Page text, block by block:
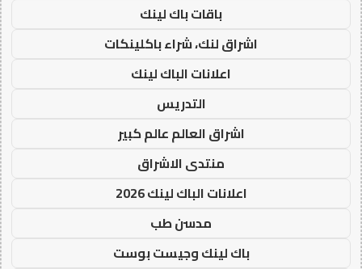
باقات باك لينك
اشراق لنك، شراء باكلينكات
اعلانات الباك لينك
التدريس
اشراق العالم عالم كبير
منتدى الاشراق
اعلانات الباك لينك 2026
مدسن طب
باك لينك وجيست بوست